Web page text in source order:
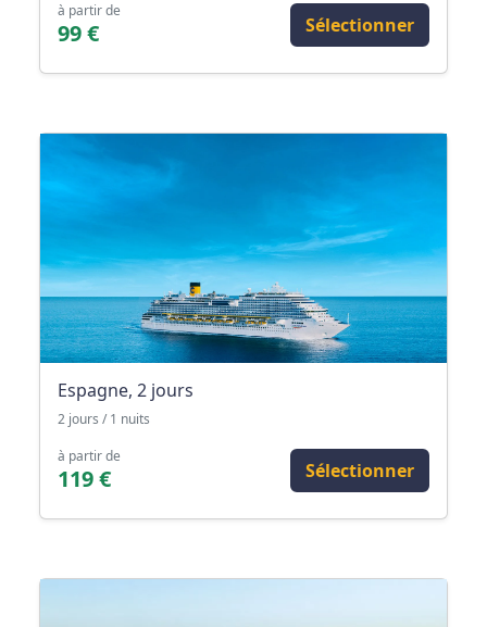
à partir de
99 € Sélectionner
Espagne, 2 jours
2 jours / 1 nuits
à partir de
119 € Sélectionner